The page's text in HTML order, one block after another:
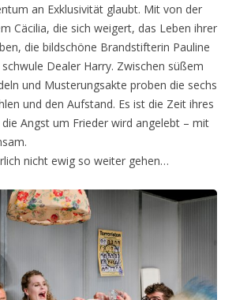
an Exklusivität glaubt. Mit von der
Cäcilia, die sich weigert, das Leben ihrer
die bildschöne Brandstifterin Pauline
Dealer Harry. Zwischen süßem
und Musterungsakte proben die sechs
und den Aufstand. Es ist die Zeit ihres
Angst um Frieder wird angelebt – mit
nicht ewig so weiter gehen…